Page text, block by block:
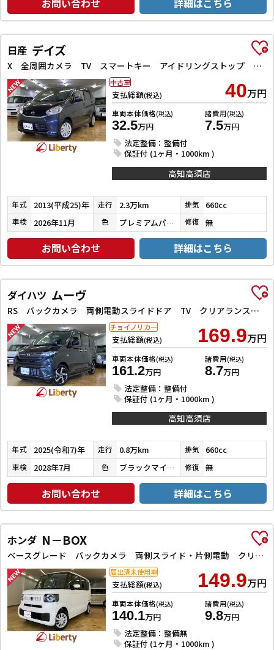
お問い合わせ 詳細はこちら
日産 デイズ
X 全周囲カメラ TV スマートキー アイドリングストップ 電動格納ミラー ベンチシート CVT 盗難防止システム ABS ミュージックプレイヤー接続可 衝突安全ボディ エアコン パワーステアリング
支払総額(税込) 40万円
車両本体価格(税込)
32.5万円
諸費用(税込)
7.5万円
法定整備：整備付
保証付 (1ヶ月・1000km )
中古車
高知高須店
年式 2013(平成25)年 走行 2.3万km 排気 660cc
車検 2026年11月 色 プレミアムパープルパール 修復 無
お問い合わせ 詳細はこちら
ダイハツ ムーヴ
RS バックカメラ 両側電動スライドドア TV クリアランスソナー オートクルーズコントロール 衝突被害軽減システム オートライト LEDヘッドランプ スマートキー アイドリングストップ 電動格納ミラー
支払総額(税込) 169.9万円
車両本体価格(税込)
161.2万円
諸費用(税込)
8.7万円
法定整備：整備付
保証付 (1ヶ月・1000km )
チョイノリカー
高知高須店
年式 2025(令和7)年 走行 0.8万km 排気 660cc
車検 2028年7月 色 ブラックマイカメタリック 修復 無
お問い合わせ 詳細はこちら
ホンダ N－BOX
ベースグレード バックカメラ 両側スライド・片側電動 クリアランスソナー オートクルーズコントロール レーンアシスト 衝突被害軽減システム オートライト LEDヘッドランプ スマートキー アイドリングストップ
支払総額(税込) 149.9万円
車両本体価格(税込)
140.1万円
諸費用(税込)
9.8万円
法定整備：整備無
保証付 (1ヶ月・1000km )
届出済未使用車